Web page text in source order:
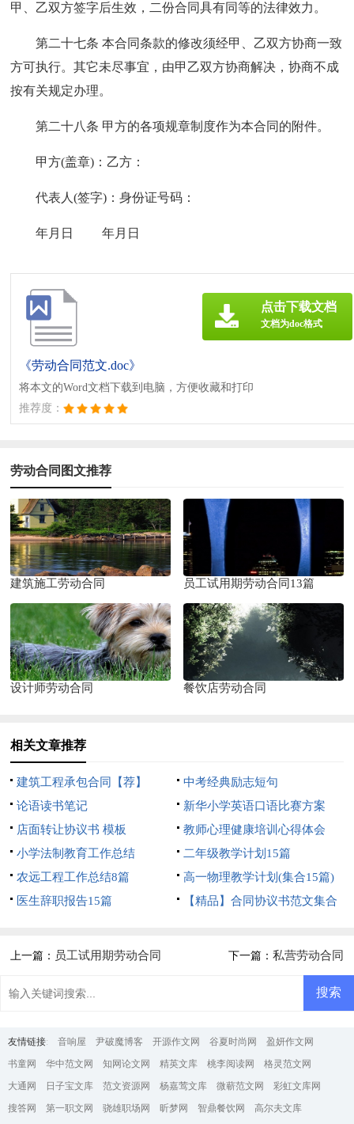
甲、乙双方签字后生效，二份合同具有同等的法律效力。
第二十七条 本合同条款的修改须经甲、乙双方协商一致
方可执行。其它未尽事宜，由甲乙双方协商解决，协商不成
按有关规定办理。
第二十八条 甲方的各项规章制度作为本合同的附件。
甲方(盖章)：乙方：
代表人(签字)：身份证号码：
年月日 年月日
《劳动合同范文.doc》
将本文的Word文档下载到电脑，方便收藏和打印
推荐度：
点击下载文档
文档为doc格式
劳动合同图文推荐
建筑施工劳动合同 员工试用期劳动合同13篇
设计师劳动合同 餐饮店劳动合同
相关文章推荐
建筑工程承包合同【荐】
中考经典励志短句
论语读书笔记
新华小学英语口语比赛方案
店面转让协议书 模板
教师心理健康培训心得体会
小学法制教育工作总结
二年级教学计划15篇
农远工程工作总结8篇
高一物理教学计划(集合15篇)
医生辞职报告15篇
【精品】合同协议书范文集合
上一篇： 员工试用期劳动合同 下一篇： 私营劳动合同
友情链接: 音响屋 尹破魔博客 开源作文网 谷夏时尚网
盈妍作文网
书童网
华中范文网 知网论文网 精英文库 桃李阅读网
格灵范文网
大通网
日子宝文库 范文资源网 杨嘉莺文库 微蕲范文网
彩虹文库网
搜答网
第一职文网 骁雄职场网 昕梦网 智鼎餐饮网 高尔夫文库